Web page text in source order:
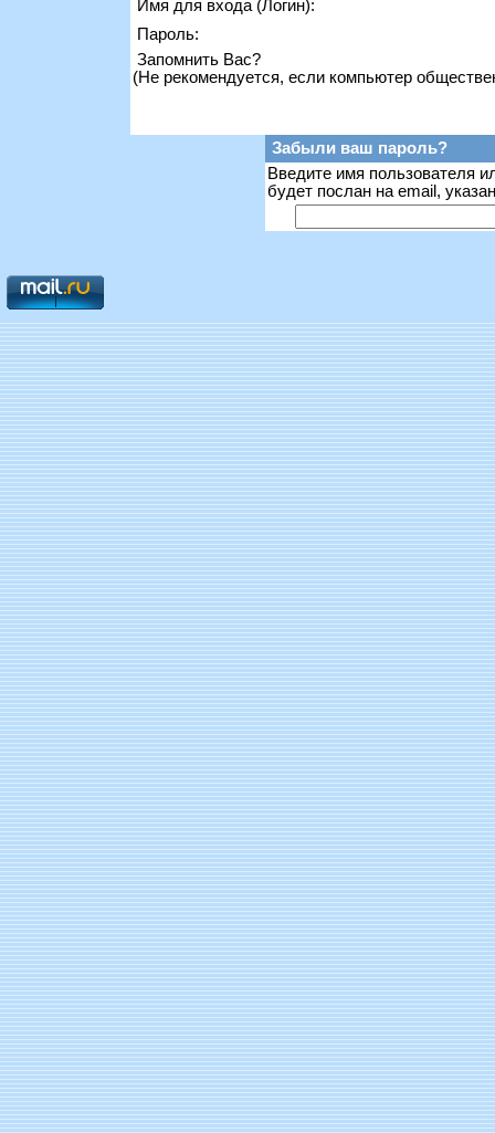
Имя для входа (Логин):
Пароль:
Запомнить Вас?
(Не рекомендуется, если компьютер
Забыли ваш пароль?
Введите имя пользователя
будет послан на email,